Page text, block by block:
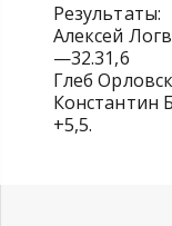
Результаты:
Алексей
—32.31,6
Глеб
Константин
+5,5.